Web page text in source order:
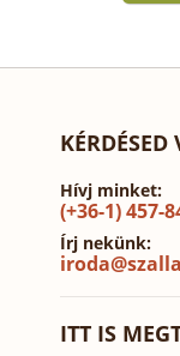
KÉRDÉSED
Hívj minket:
(+36-1) 457-
Írj nekünk:
ITT IS